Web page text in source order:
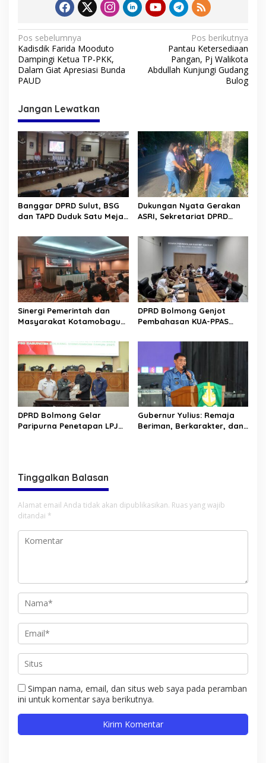
N
a
v
g
a
s
i
p
o
s
Pos sebelumnya
Kadisdik Farida Mooduto
Dampingi Ketua TP-PKK,
Dalam Giat Apresiasi Bunda
PAUD
Pos berikutnya
Pantau Ketersediaan
Pangan, Pj Walikota
Abdullah Kunjungi Gudang
Bulog
Jangan Lewatkan
Banggar DPRD Sulut, BSG
dan TAPD Duduk Satu Meja.
Rp30 Milyar ke BSG
Dukungan Nyata Gerakan
ASRI, Sekretariat DPRD
Jalan Manado – Tomohon
Sinergi Pemerintah dan
Masyarakat Kotamobagu
Golda Pinontoan
DPRD Bolmong Genjot
Pembahasan KUA-PPAS
DPRD Bolmong Gelar
Paripurna Penetapan LPJ
Gubernur Yulius: Remaja
Beriman, Berkarakter, dan
Tinggalkan Balasan
Alamat email Anda tidak akan dipublikasikan. Ruas yang wajib
ditandai *
Simpan nama, email, dan situs web saya pada peramban
ini untuk komentar saya berikutnya.